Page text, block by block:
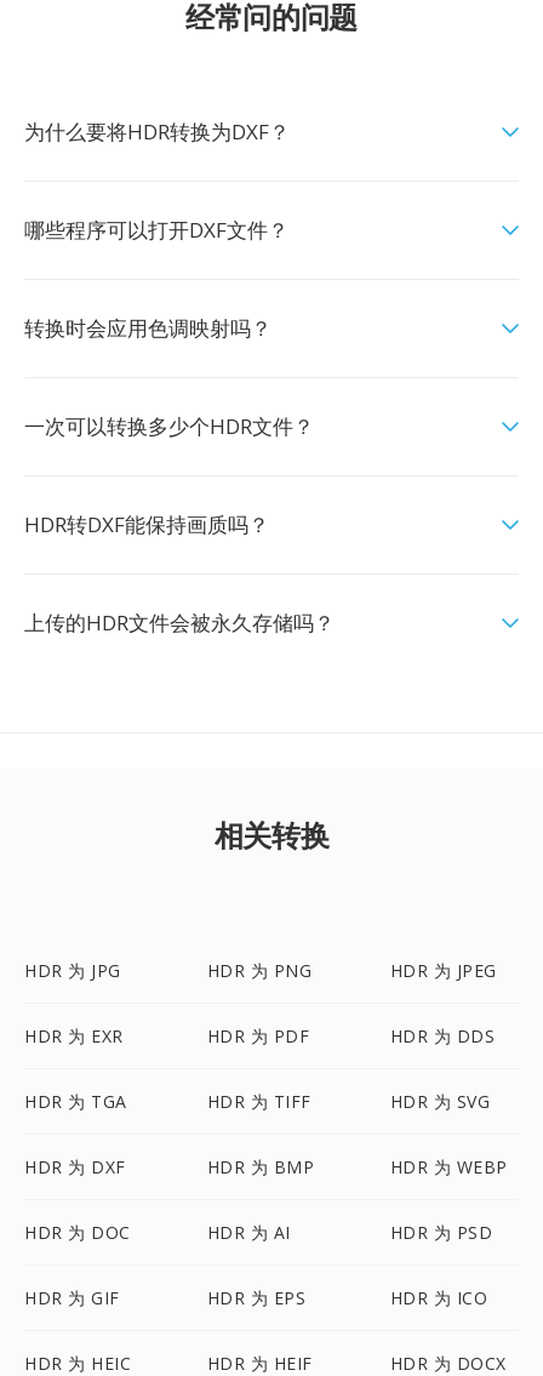
经常问的问题
为什么要将HDR转换为DXF？
哪些程序可以打开DXF文件？
转换时会应用色调映射吗？
一次可以转换多少个HDR文件？
HDR转DXF能保持画质吗？
上传的HDR文件会被永久存储吗？
相关转换
HDR 为 JPG HDR 为 PNG HDR 为 JPEG
HDR 为 EXR HDR 为 PDF HDR 为 DDS
HDR 为 TGA HDR 为 TIFF HDR 为 SVG
HDR 为 DXF HDR 为 BMP HDR 为 WEBP
HDR 为 DOC HDR 为 AI HDR 为 PSD
HDR 为 GIF HDR 为 EPS HDR 为 ICO
HDR 为 HEIC HDR 为 HEIF HDR 为 DOCX